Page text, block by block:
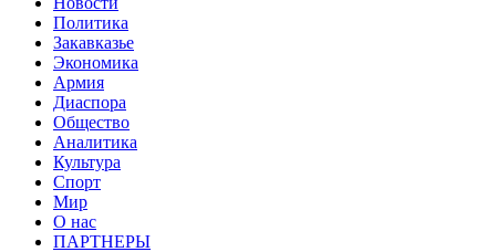
Политика
Закавказье
Экономика
Армия
Диаспора
Общество
Аналитика
Культура
Спорт
Мир
О нас
ПАРТНЕРЫ